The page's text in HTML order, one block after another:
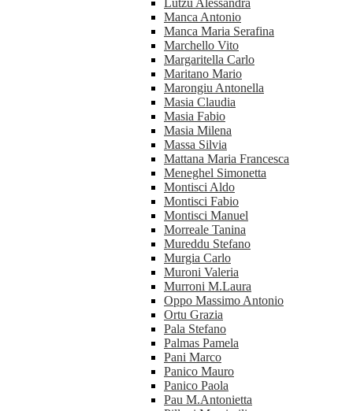
Lutzu Alessandra
Manca Antonio
Manca Maria Serafina
Marchello Vito
Margaritella Carlo
Maritano Mario
Marongiu Antonella
Masia Claudia
Masia Fabio
Masia Milena
Massa Silvia
Mattana Maria Francesca
Meneghel Simonetta
Montisci Aldo
Montisci Fabio
Montisci Manuel
Morreale Tanina
Mureddu Stefano
Murgia Carlo
Muroni Valeria
Murroni M.Laura
Oppo Massimo Antonio
Ortu Grazia
Pala Stefano
Palmas Pamela
Pani Marco
Panico Mauro
Panico Paola
Pau M.Antonietta